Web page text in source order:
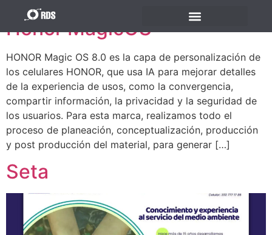
Honor MagicOS
HONOR Magic OS 8.0 es la capa de personalización de
los celulares HONOR, que usa IA para mejorar detalles
de la experiencia de usos, como la convergencia,
compartir información, la privacidad y la seguridad de
los usuarios. Para esta marca, realizamos todo el
proceso de planeación, conceptualización, producción
y post producción del material, para generar […]
Seta